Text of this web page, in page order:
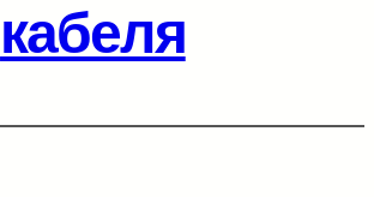
кабеля